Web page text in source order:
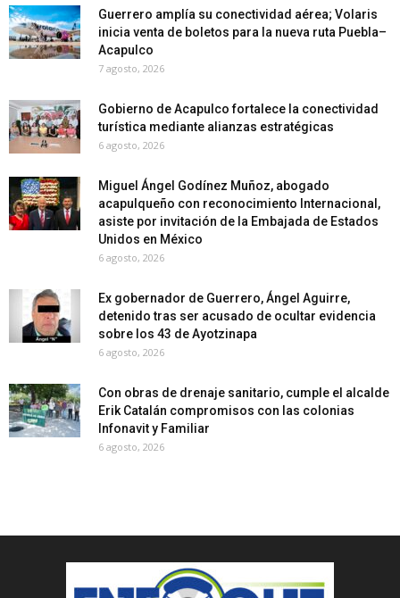
Guerrero amplía su conectividad aérea; Volaris
inicia venta de boletos para la nueva ruta Puebla–
Acapulco
7 agosto, 2026
Gobierno de Acapulco fortalece la conectividad
turística mediante alianzas estratégicas
6 agosto, 2026
Miguel Ángel Godínez Muñoz, abogado
acapulqueño con reconocimiento Internacional,
asiste por invitación de la Embajada de Estados
Unidos en México
6 agosto, 2026
Ex gobernador de Guerrero, Ángel Aguirre,
detenido tras ser acusado de ocultar evidencia
sobre los 43 de Ayotzinapa
6 agosto, 2026
Con obras de drenaje sanitario, cumple el alcalde
Erik Catalán compromisos con las colonias
Infonavit y Familiar
6 agosto, 2026